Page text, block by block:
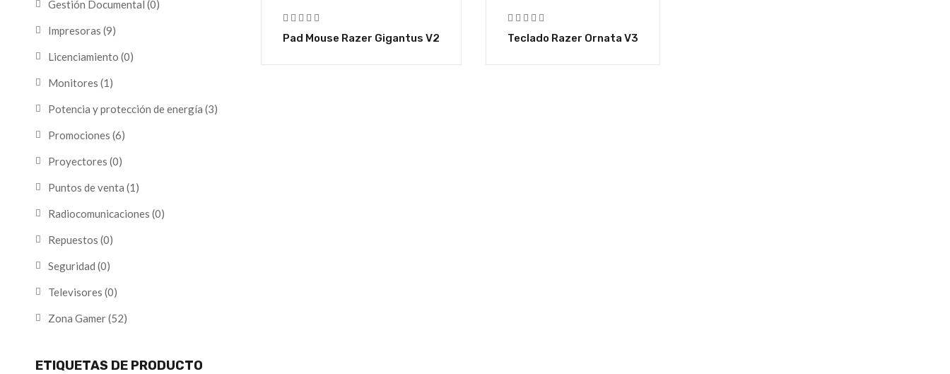
Gestión Documental (0)
Impresoras (9)
Licenciamiento (0)
Monitores (1)
Potencia y protección de energía (3)
Promociones (6)
Proyectores (0)
Puntos de venta (1)
Radiocomunicaciones (0)
Repuestos (0)
Seguridad (0)
Televisores (0)
Zona Gamer(52)
ETIQUETAS DE PRODUCTO
Pad Mouse Razer Gigantus V2 Teclado Razer Ornata V3